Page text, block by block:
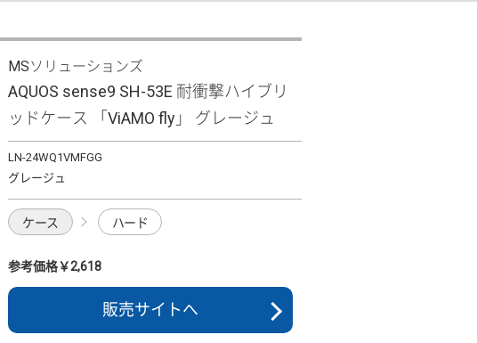
MSソリューションズ
AQUOS sense9 SH-53E 耐衝撃ハイブリ
ッドケース 「ViAMO fly」 グレージュ
LN-24WQ1VMFGG
グレージュ
ケース ハード
参考価格￥2,618
販売サイトへ